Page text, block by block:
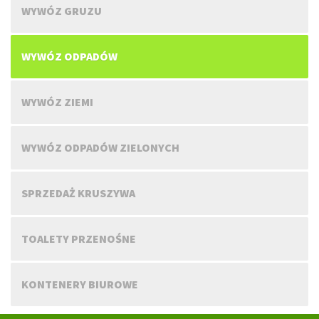
WYWÓZ GRUZU
WYWÓZ ODPADÓW
WYWÓZ ZIEMI
WYWÓZ ODPADÓW ZIELONYCH
SPRZEDAŻ KRUSZYWA
TOALETY PRZENOŚNE
KONTENERY BIUROWE